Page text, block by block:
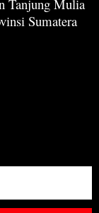
Tanjung Mulia
Sumatera